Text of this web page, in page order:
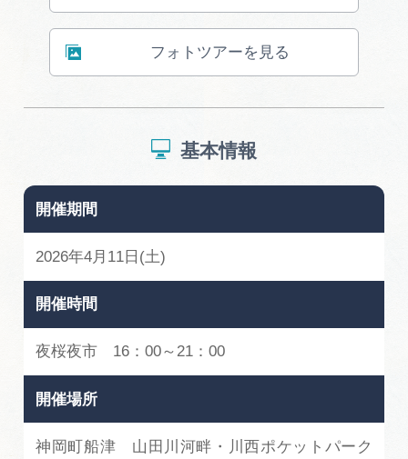
フォトツアーを見る
基本情報
開催期間
2026年4月11日(土)
開催時間
夜桜夜市 16：00～21：00
開催場所
神岡町船津 山田川河畔・川西ポケットパーク